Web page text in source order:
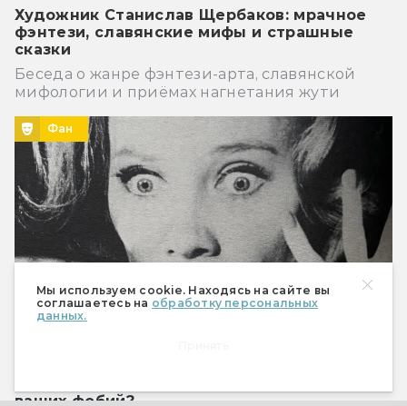
Мы используем cookie. Находясь на сайте вы
соглашаетесь на обработку персональных
данных.
Художник Станислав Щербаков: мрачное
фэнтези, славянские мифы и страшные
сказки
Беседа о жанре фэнтези-арта, славянской
мифологии и приёмах нагнетания жути
Фан
ваших фобий?